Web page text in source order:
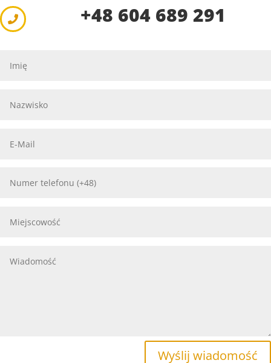
 +48 604 689 291
Wyślij wiadomość